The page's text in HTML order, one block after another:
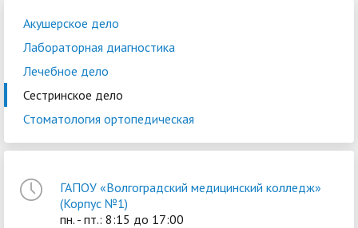
Акушерское дело
Лабораторная диагностика
Лечебное дело
Сестринское дело
Стоматология ортопедическая
ГАПОУ «Волгоградский медицинский колледж»
(Корпус №1)
пн. - пт.: 8:15 до 17:00